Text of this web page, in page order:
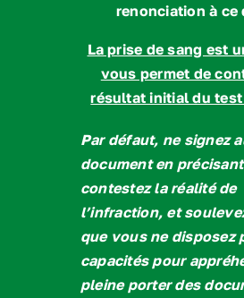
renonciation à ce
La prise de sang est
vous permet de
résultat initial du test
Par défaut, ne signez
document en
contestez la réalité de
l’infraction, et
que vous ne disposez
capacités pour
pleine porter des